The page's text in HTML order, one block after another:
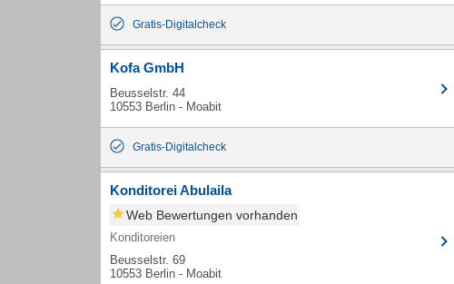
Gratis-Digitalcheck
Kofa GmbH
Beusselstr. 44
10553 Berlin - Moabit
Gratis-Digitalcheck
Konditorei Abulaila
Web Bewertungen vorhanden
Konditoreien
Beusselstr. 69
10553 Berlin - Moabit